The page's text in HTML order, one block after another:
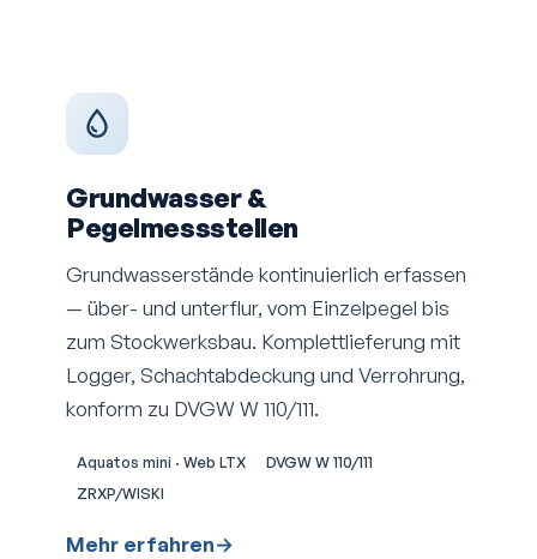
Grundwasser &
Pegelmessstellen
Grundwasserstände kontinuierlich erfassen
— über- und unterflur, vom Einzelpegel bis
zum Stockwerksbau. Komplettlieferung mit
Logger, Schachtabdeckung und Verrohrung,
konform zu DVGW W 110/111.
Aquatos mini · Web LTX
DVGW W 110/111
ZRXP/WISKI
Mehr erfahren→